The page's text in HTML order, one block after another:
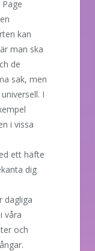
kan
man ska
de
sak, men
I
i vissa
ett häfte
dig
dagliga
våra
och